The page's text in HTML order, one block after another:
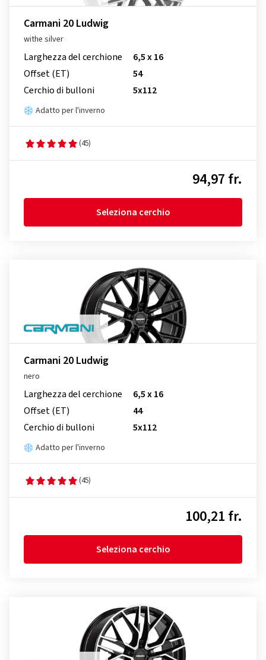
Carmani 20 Ludwig
withe silver
Larghezza del cerchione
6,5 x 16
Offset (ET)
54
Cerchio di bulloni
5x112
Adatto per l'inverno
(45)
94,97 fr.
Seleziona cerchio
Carmani 20 Ludwig
nero
Larghezza del cerchione
6,5 x 16
Offset (ET)
44
Cerchio di bulloni
5x112
Adatto per l'inverno
(45)
100,21 fr.
Seleziona cerchio